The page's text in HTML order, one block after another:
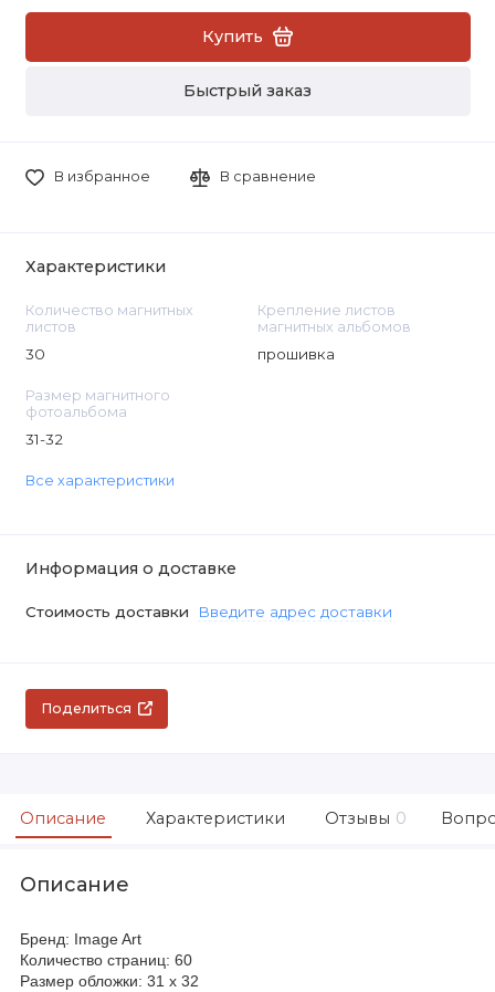
Купить
Быстрый заказ
В избранное В сравнение
Характеристики
Количество магнитных
листов
30
Крепление листов
магнитных альбомов
прошивка
Размер магнитного
фотоальбома
31-32
Все характеристики
Информация о доставке
Стоимость доставки Введите адрес доставки
Поделиться
Описание Характеристики Отзывы 0
Описание
Бренд: Image Art
Количество страниц: 60
Размер обложки: 31 х 32